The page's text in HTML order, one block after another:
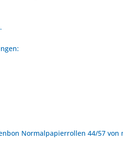
Normalpapierrollen 44/57